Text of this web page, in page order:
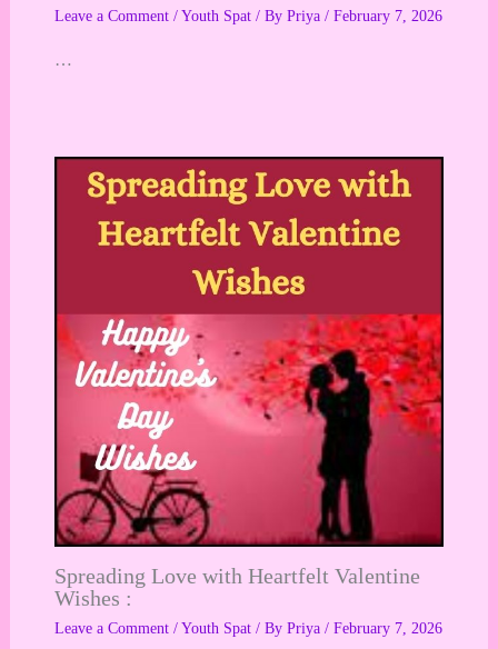
Leave a Comment / Youth Spat/ By Priya / February 7, 2026
…
Spreading Love with Heartfelt Valentine
Wishes :
Leave a Comment / Youth Spat/ By Priya / February 7, 2026